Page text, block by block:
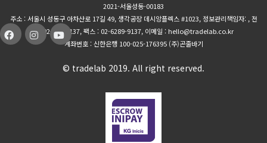
2021-서울성동-00183
주소 : 서울시 성동구 아차산로 17길 49, 생각공장 데시앙플렉스 #1023, 정보관리책임자: , 전
화 :02-546-9137, 팩스 : 02-6289-9137, 이메일 : hello@tradelab.co.kr
계좌번호 : 신한은행 100-025-176395 (주)곤줄바기
© tradelab 2019. All right reserved.